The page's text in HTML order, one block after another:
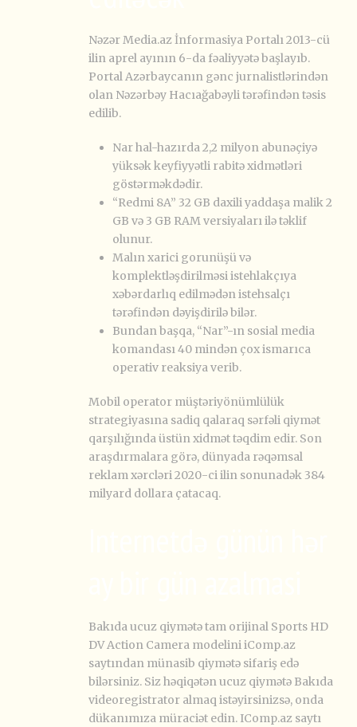
Nəzər Media.az İnformasiya Portalı 2013-cü
ilin aprel ayının 6-da fəaliyyətə başlayıb.
Portal Azərbaycanın gənc jurnalistlərindən
olan Nəzərbəy Hacıağabəyli tərəfindən təsis
edilib.
Nar hal-hazırda 2,2 milyon abunəçiyə
yüksək keyfiyyətli rabitə xidmətləri
göstərməkdədir.
“Redmi 8A” 32 GB daxili yaddaşa malik 2
GB və 3 GB RAM versiyaları ilə təklif
olunur.
Malın xarici gorunüşü və
komplektləşdirilməsi istehlakçıya
xəbərdarlıq edilmədən istehsalçı
tərəfindən dəyişdirilə bilər.
Bundan başqa, “Nar”-ın sosial media
komandası 40 mindən çox ismarıca
operativ reaksiya verib.
Mobil operator müştəriyönümlülük
strategiyasına sadiq qalaraq sərfəli qiymət
qarşılığında üstün xidmət təqdim edir. Son
araşdırmalara görə, dünyada rəqəmsal
reklam xərcləri 2020-ci ilin sonunadək 384
milyard dollara çatacaq.
Bakıda ucuz qiymətə tam orijinal Sports HD
DV Action Camera modelini iComp.az
saytından münasib qiymətə sifariş edə
bilərsiniz. Siz həqiqətən ucuz qiymətə Bakıda
videoregistrator almaq istəyirsinizsə, onda
dükanımıza müraciət edin. IComp.az saytı